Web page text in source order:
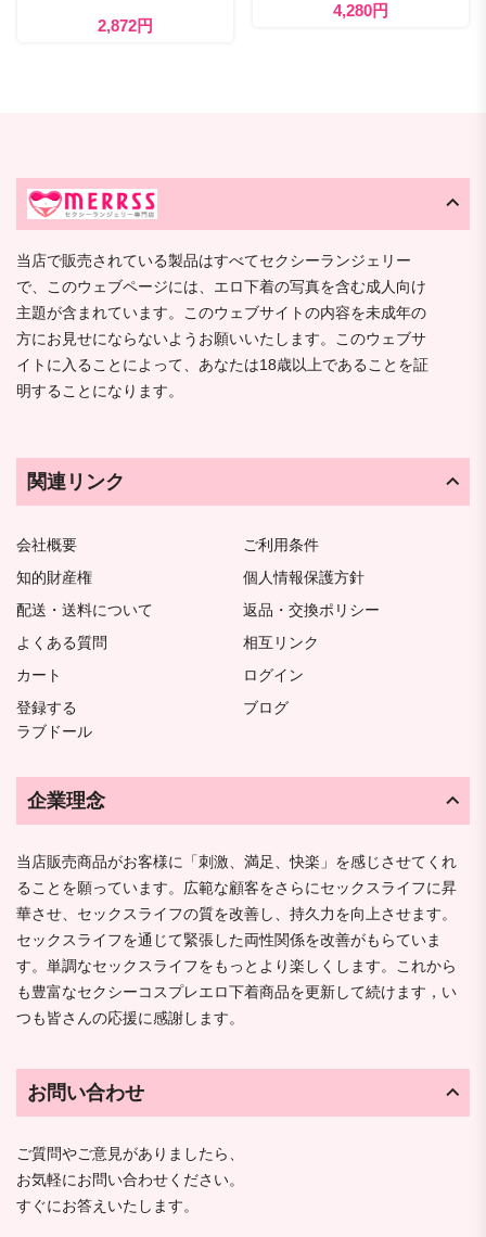
2,872円
4,280円
当店で販売されている製品はすべてセクシーランジェリー
で、このウェブページには、エロ下着の写真を含む成人向け
主題が含まれています。このウェブサイトの内容を未成年の
方にお見せにならないようお願いいたします。このウェブサ
イトに入ることによって、あなたは18歳以上であることを証
明することになります。
関連リンク
会社概要
ご利用条件
知的財産権
個人情報保護方針
配送・送料について
返品・交換ポリシー
よくある質問
相互リンク
カート
ログイン
登録する
ブログ
ラブドール
企業理念
当店販売商品がお客様に「刺激、満足、快楽」を感じさせてくれ
ることを願っています。広範な顧客をさらにセックスライフに昇
華させ、セックスライフの質を改善し、持久力を向上させます。
セックスライフを通じて緊張した両性関係を改善がもらていま
す。単調なセックスライフをもっとより楽しくします。これから
も豊富なセクシーコスプレエロ下着商品を更新して続けます，い
つも皆さんの応援に感謝します。
お問い合わせ
ご質問やご意見がありましたら、
お気軽にお問い合わせください。
すぐにお答えいたします。